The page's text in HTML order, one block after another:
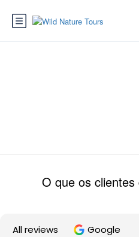
O que os
All reviews Google